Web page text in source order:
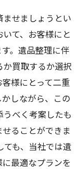
せましょうとい
て、お客様にと
。遺品整理に伴
買取するか選択
様にとって二重
しながら、この
べく考案したも
ることができま
ても、当社では遺
最適なプランを